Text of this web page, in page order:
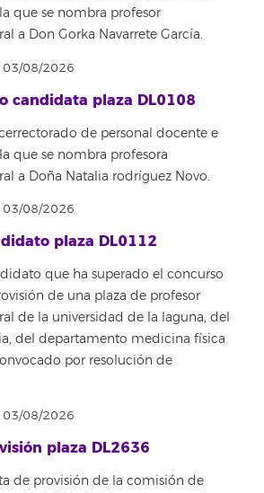
que se nombra profesor
a Don Gorka Navarrete García.
03/08/2026
candidata plaza DL0108
de personal docente e
que se nombra profesora
a Doña Natalia rodríguez Novo.
03/08/2026
plaza DL0112
que ha superado el concurso
de una plaza de profesor
de la universidad de la laguna, del
del departamento medicina física
por resolución de
03/08/2026
plaza DL2636
de provisión de la comisión de